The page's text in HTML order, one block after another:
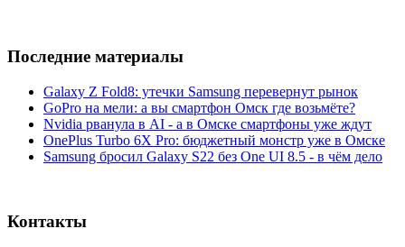
Последние материалы
Galaxy Z Fold8: утечки Samsung перевернут рынок
GoPro на мели: а вы смартфон Омск где возьмёте?
Nvidia рванула в AI - а в Омске смартфоны уже ждут
OnePlus Turbo 6X Pro: бюджетный монстр уже в Омске
Samsung бросил Galaxy S22 без One UI 8.5 - в чём дело
Контакты